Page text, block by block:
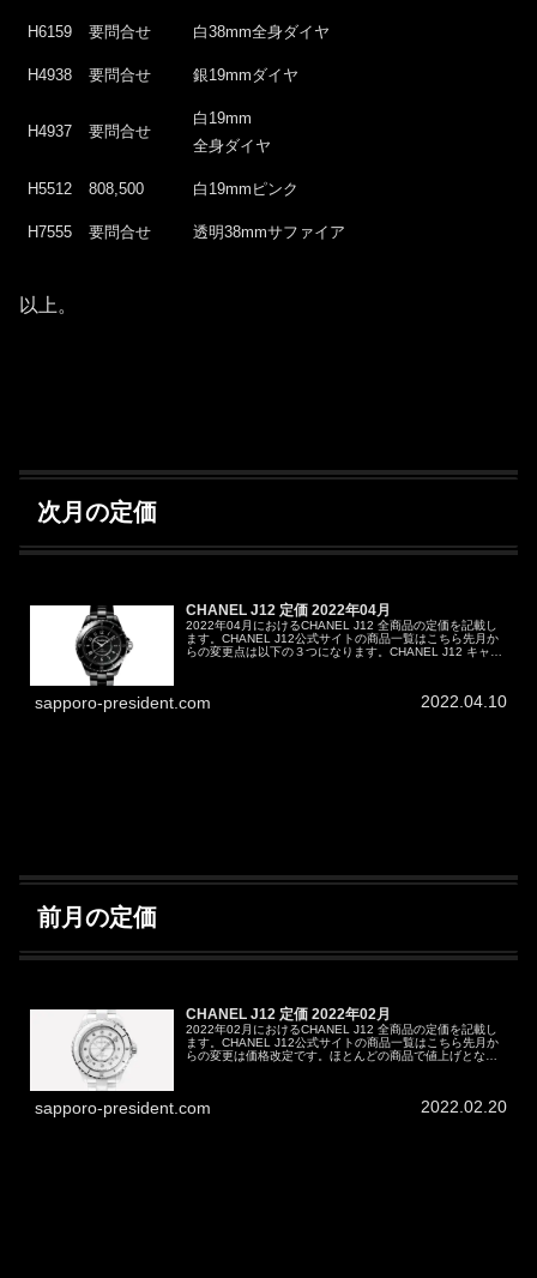
H6159 要問合せ 白38mm全身ダイヤ
H4938 要問合せ 銀19mmダイヤ
H4937 要問合せ
白19mm
全身ダイヤ
H5512 808,500 白19mmピンク
H7555 要問合せ 透明38mmサファイア
以上。
次月の定価
CHANEL J12 定価 2022年04月
2022年04月におけるCHANEL J12 全商品の定価を記載し
ます。CHANEL J12公式サイトの商品一覧はこちら先月か
らの変更点は以下の３つになります。CHANEL J12 キャリ
sapporo-president.com 2022.04.10
前月の定価
CHANEL J12 定価 2022年02月
2022年02月におけるCHANEL J12 全商品の定価を記載し
ます。CHANEL J12公式サイトの商品一覧はこちら先月か
らの変更は価格改定です。ほとんどの商品で値上げとなっ
sapporo-president.com 2022.02.20